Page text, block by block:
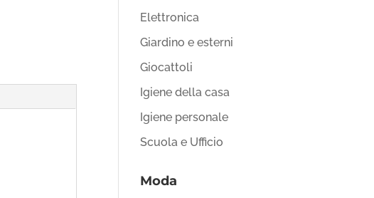
Elettronica
Giardino e esterni
Giocattoli
Igiene della casa
Igiene personale
Scuola e Ufficio
Moda